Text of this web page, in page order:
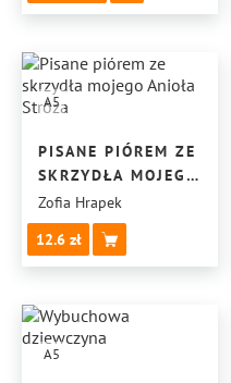
A5
PISANE PIÓREM ZE
SKRZYDŁA MOJEGO
ANIOŁA STRÓŻA
Zofia Hrapek
12.6
A5